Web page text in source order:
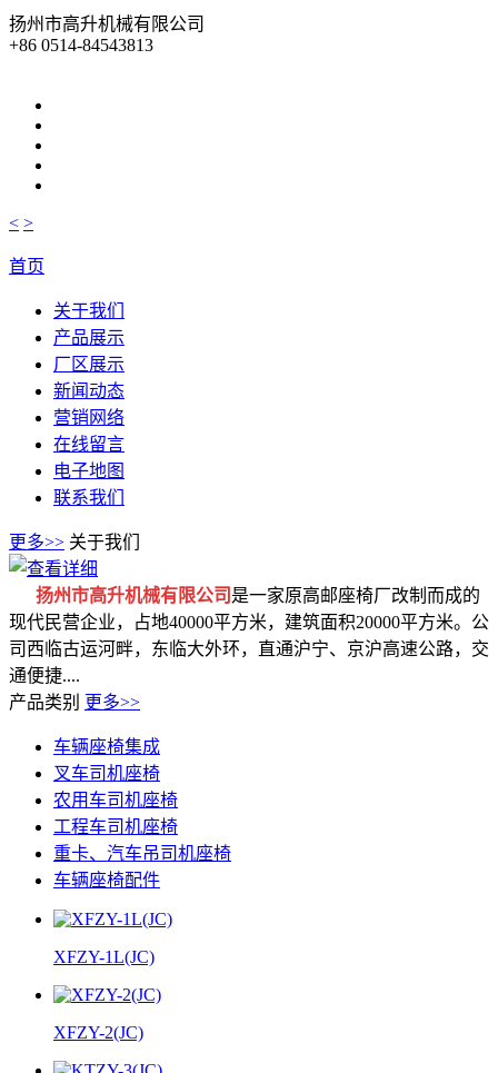
扬州市高升机械有限公司
+86 0514-84543813
< >
首页
关于我们
产品展示
厂区展示
新闻动态
营销网络
在线留言
电子地图
联系我们
更多>> 关于我们
扬州市高升机械有限公司 是一家原高邮座椅厂改制而成的
现代民营企业，占地40000平方米，建筑面积20000平方米。公
司西临古运河畔，东临大外环，直通沪宁、京沪高速公路，交
通便捷....
产品类别 更多>>
车辆座椅集成
叉车司机座椅
农用车司机座椅
工程车司机座椅
重卡、汽车吊司机座椅
车辆座椅配件
XFZY-1L(JC)
XFZY-2(JC)